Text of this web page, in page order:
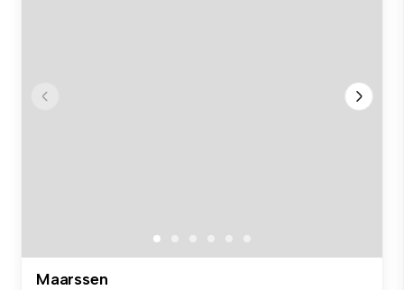
Maarssen